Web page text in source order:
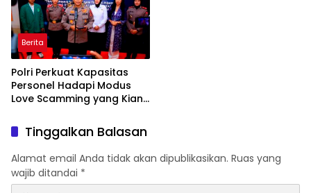
Berita
Polri Perkuat Kapasitas
Personel Hadapi Modus
Love Scamming yang Kian
Tinggalkan Balasan
Alamat email Anda tidak akan dipublikasikan. Ruas yang
wajib ditandai *